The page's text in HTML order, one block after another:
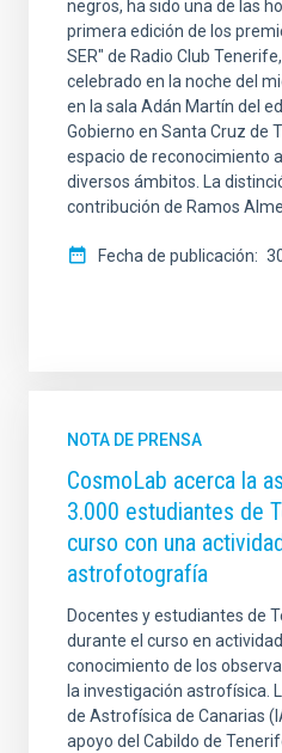
negros, ha sido una de las
primera edición de los
SER" de Radio Club
celebrado en la noche del
en la sala Adán Martín del
Gobierno en Santa Cruz de
espacio de reconocimiento
diversos ámbitos. La
contribución de Ramos
Fecha de publicación
NOTA DE PRENSA
CosmoLab acerca la
3.000 estudiantes de
curso con una
astrofotografía
Docentes y estudiantes de
durante el curso en
conocimiento de los
la investigación astrofísica.
de Astrofísica de Canarias
apoyo del Cabildo de